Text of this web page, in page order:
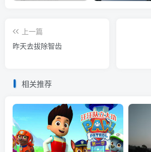
上一篇
昨天去拔除智齿
相关推荐